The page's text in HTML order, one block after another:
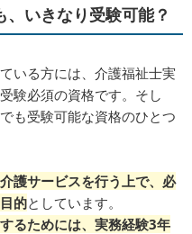
いきなり受験可能？
いる方には、介護福祉士実
験必須の資格です。そし
も受験可能な資格のひとつ
護サービスを行う上で、必
的としています。
るためには、実務経験3年